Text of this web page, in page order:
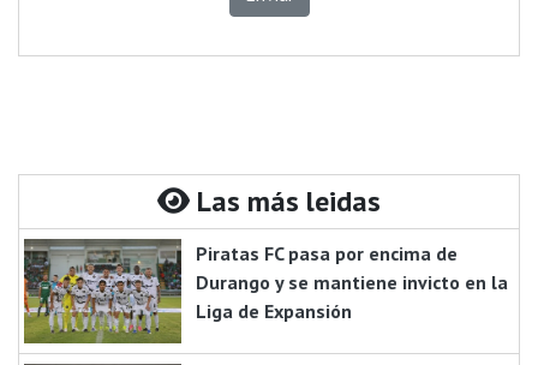
Las más leidas
Piratas FC pasa por encima de
Durango y se mantiene invicto en la
Liga de Expansión